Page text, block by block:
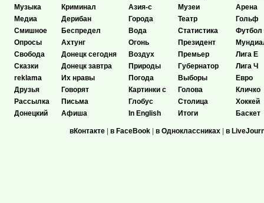
Музыка
Медиа
Смишное
Опросы
Свобода
Сказки
reklama
Друзья
Рассылка
Донецкий
Криминал
Дерибан
Беспредел
Ахтунг
Донецк сегодня
Донецк завтра
Их нравы
Говорят
Письма
Афиша
Азия-с
Города
Вода
Огонь
Воздух
Природы
Погода
Картинки с
Глобус
In English
Музеи
Театр
Статистика
Президент
Премьер
Губернатор
Выборы
Голова
Столица
Итоги
Арена
Гольф
Футбол
Лига Е
Лига Ч
Евро
Кличко
Хоккей
Баскет
вКонтакте | в FaceBook | в Одноклассниках | в